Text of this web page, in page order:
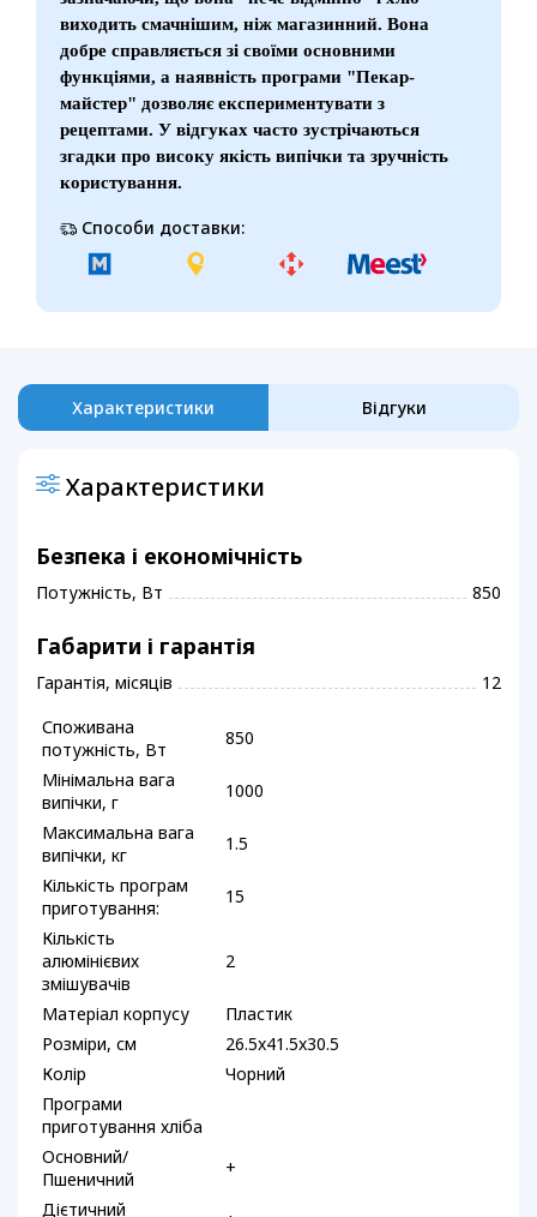
виходить смачнішим, ніж магазинний. Вона
добре справляється зі своїми основними
функціями, а наявність програми "Пекар-
майстер" дозволяє експериментувати з
рецептами. У відгуках часто зустрічаються
згадки про високу якість випічки та зручність
користування.
Способи доставки:
Характеристики Відгуки
Характеристики
Безпека і економічність
Потужність, Вт 850
Габарити і гарантія
Гарантія, місяців
12
Споживана
потужність, Вт
850
Мінімальна вага
випічки, г
1000
Максимальна вага
випічки, кг
1.5
Кількість програм
приготування:
15
Кількість
алюмінієвих
змішувачів
2
Матеріал корпусу
Пластик
Розміри, см
26.5x41.5x30.5
Колір
Чорний
Програми
приготування хліба
Основний/
Пшеничний
+
Дієтичний